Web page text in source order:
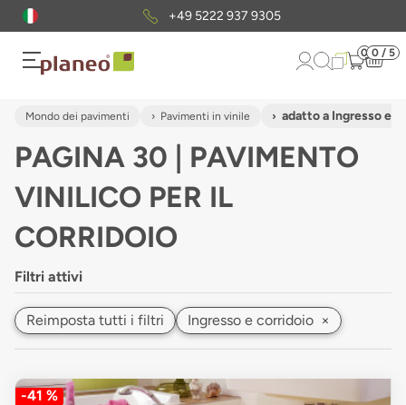
Pacchetto di campionigratuiti
0 0 / 5
Mondo dei pavimenti Pavimenti in vinile adatto a Ingresso e
PAGINA 30 | PAVIMENTO
VINILICO PER IL
CORRIDOIO
Filtri attivi
Reimposta tutti i filtri Ingresso e corridoio ×
-41 %